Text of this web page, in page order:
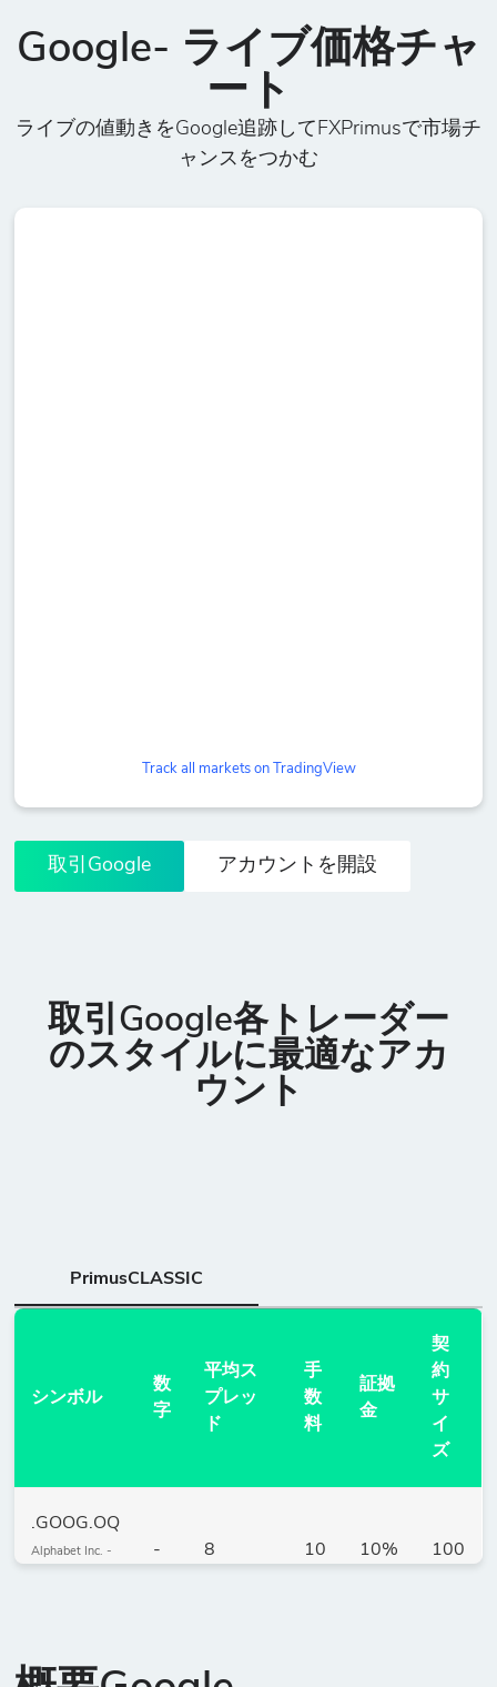
Google- ライブ価格チャ
ート
ライブの値動きをGoogle追跡してFXPrimusで市場チ
ャンスをつかむ
Track all markets on TradingView
取引Google アカウントを開設
取引Google各トレーダー
のスタイルに最適なアカ
ウント
PrimusCLASSIC
シンボル
数
字
平均ス
プレッ
ド
手
数
料
証拠
金
契
約
サ
イ
ズ
.GOOG.OQ
Alphabet Inc. - - 8 10 10% 100